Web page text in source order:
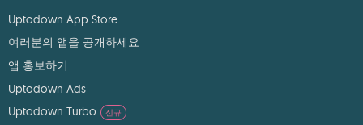
Uptodown App Store
여러분의 앱을 공개하세요
앱 홍보하기
Uptodown Ads
Uptodown Turbo
신규